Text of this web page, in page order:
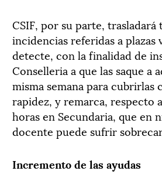
CSIF, por su parte, trasladará
incidencias referidas a plazas
detecte, con la finalidad de
Conselleria a que las saque a
misma semana para cubrirlas
rapidez, y remarca, respecto
horas en Secundaria, que en
docente puede sufrir
Incremento de las ayudas